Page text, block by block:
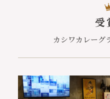
受
カシワカレーグ